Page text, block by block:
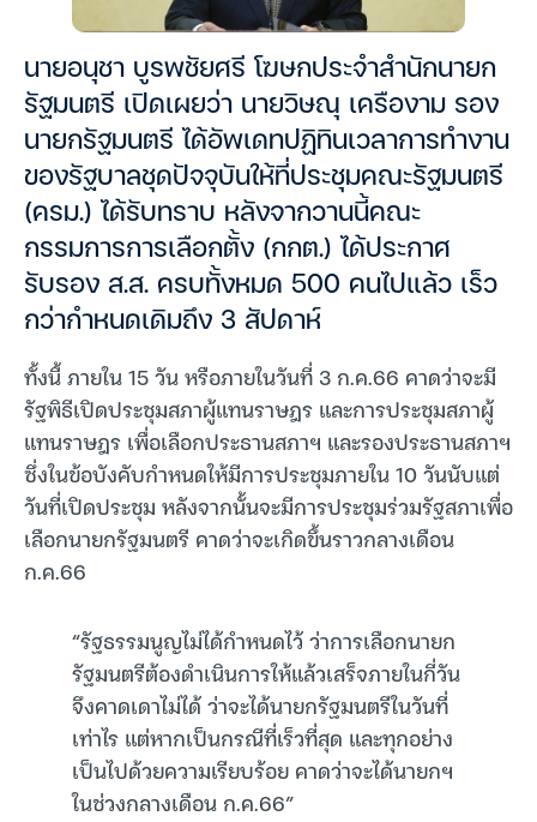
นายอนุชา บูรพชัยศรี โฆษกประจำสำนักนายก
รัฐมนตรี เปิดเผยว่า นายวิษณุ เครืองาม รอง
นายกรัฐมนตรี ได้อัพเดทปฏิทินเวลาการทำงาน
ของรัฐบาลชุดปัจจุบันให้ที่ประชุมคณะรัฐมนตรี
(ครม.) ได้รับทราบ หลังจากวานนี้คณะ
กรรมการการเลือกตั้ง (กกต.) ได้ประกาศ
รับรอง ส.ส. ครบทั้งหมด 500 คนไปแล้ว เร็ว
กว่ากำหนดเดิมถึง 3 สัปดาห์
ทั้งนี้ ภายใน 15 วัน หรือภายในวันที่ 3 ก.ค.66 คาดว่าจะมี
รัฐพิธีเปิดประชุมสภาผู้แทนราษฎร และการประชุมสภาผู้
แทนราษฎร เพื่อเลือกประธานสภาฯ และรองประธานสภาฯ
ซึ่งในข้อบังคับกำหนดให้มีการประชุมภายใน 10 วันนับแต่
วันที่เปิดประชุม หลังจากนั้นจะมีการประชุมร่วมรัฐสภาเพื่อ
เลือกนายกรัฐมนตรี คาดว่าจะเกิดขึ้นราวกลางเดือน
ก.ค.66
“รัฐธรรมนูญไม่ได้กำหนดไว้ ว่าการเลือกนายก
รัฐมนตรีต้องดำเนินการให้แล้วเสร็จภายในกี่วัน
จึงคาดเดาไม่ได้ ว่าจะได้นายกรัฐมนตรีในวันที่
เท่าไร แต่หากเป็นกรณีที่เร็วที่สุด และทุกอย่าง
เป็นไปด้วยความเรียบร้อย คาดว่าจะได้นายกฯ
ในช่วงกลางเดือน ก.ค.66”